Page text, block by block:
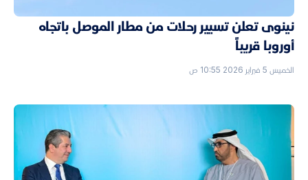
نينوى تعلن تسيير رحلات من مطار الموصل باتجاه
أوروبا قريباً
الخميس 5 فبراير 2026 10:55 ص